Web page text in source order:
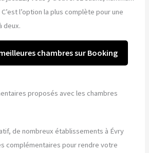
l’option la plus complète pour une
deux.
chambres sur Booking
proposés avec les chambres
de nombreux établissements à Évry
complémentaires pour rendre votre